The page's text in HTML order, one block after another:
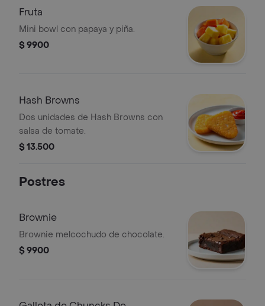
Fruta
Mini bowl con papaya y piña.
$ 9900
Hash Browns
Dos unidades de Hash Browns con
salsa de tomate.
$ 13.500
Postres
Brownie
Brownie melcochudo de chocolate.
$ 9900